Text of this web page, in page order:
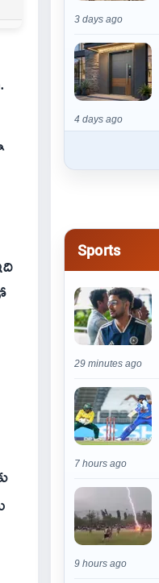
3 days ago
4 days ago
Sports
29 minutes ago
7 hours ago
9 hours ago